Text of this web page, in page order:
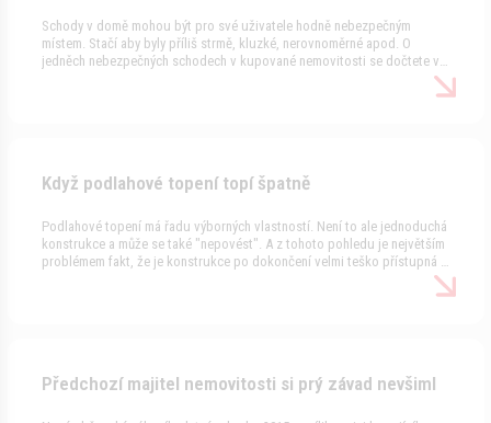
Schody v domě mohou být pro své uživatele hodně nebezpečným
místem. Stačí aby byly příliš strmě, kluzké, nerovnoměrné apod. O
jedněch nebezpečných schodech v kupované nemovitosti se dočtete v
Když podlahové topení topí špatně
Podlahové topení má řadu výborných vlastností. Není to ale jednoduchá
konstrukce a může se také "nepovést". A z tohoto pohledu je největším
problémem fakt, že je konstrukce po dokončení velmi teško přístupná a
Předchozí majitel nemovitosti si prý závad nevšiml